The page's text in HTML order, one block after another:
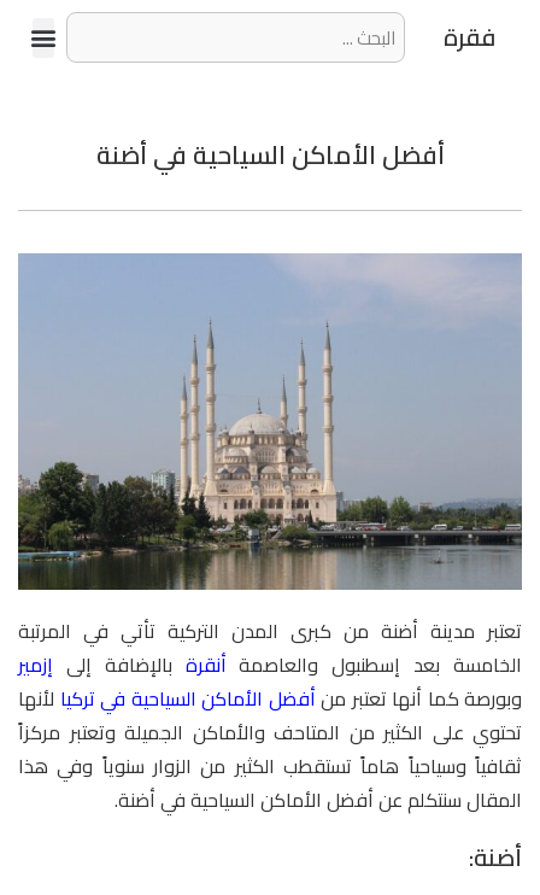
فقرة
أفضل الأماكن السياحية في أضنة
تعتبر مدينة أضنة من كبرى المدن التركية تأتي في المرتبة
الخامسة بعد إسطنبول والعاصمةأنقرة بالإضافة إلى إزمير
وبورصة كما أنها تعتبر منأفضل الأماكن السياحية في تركيا لأنها
تحتوي على الكثير من المتاحف والأماكن الجميلة وتعتبر مركزاً
ثقافياً وسياحياً هاماً تستقطب الكثير من الزوار سنوياً وفي هذا
المقال سنتكلم عن أفضل الأماكن السياحية في أضنة.
أضنة: